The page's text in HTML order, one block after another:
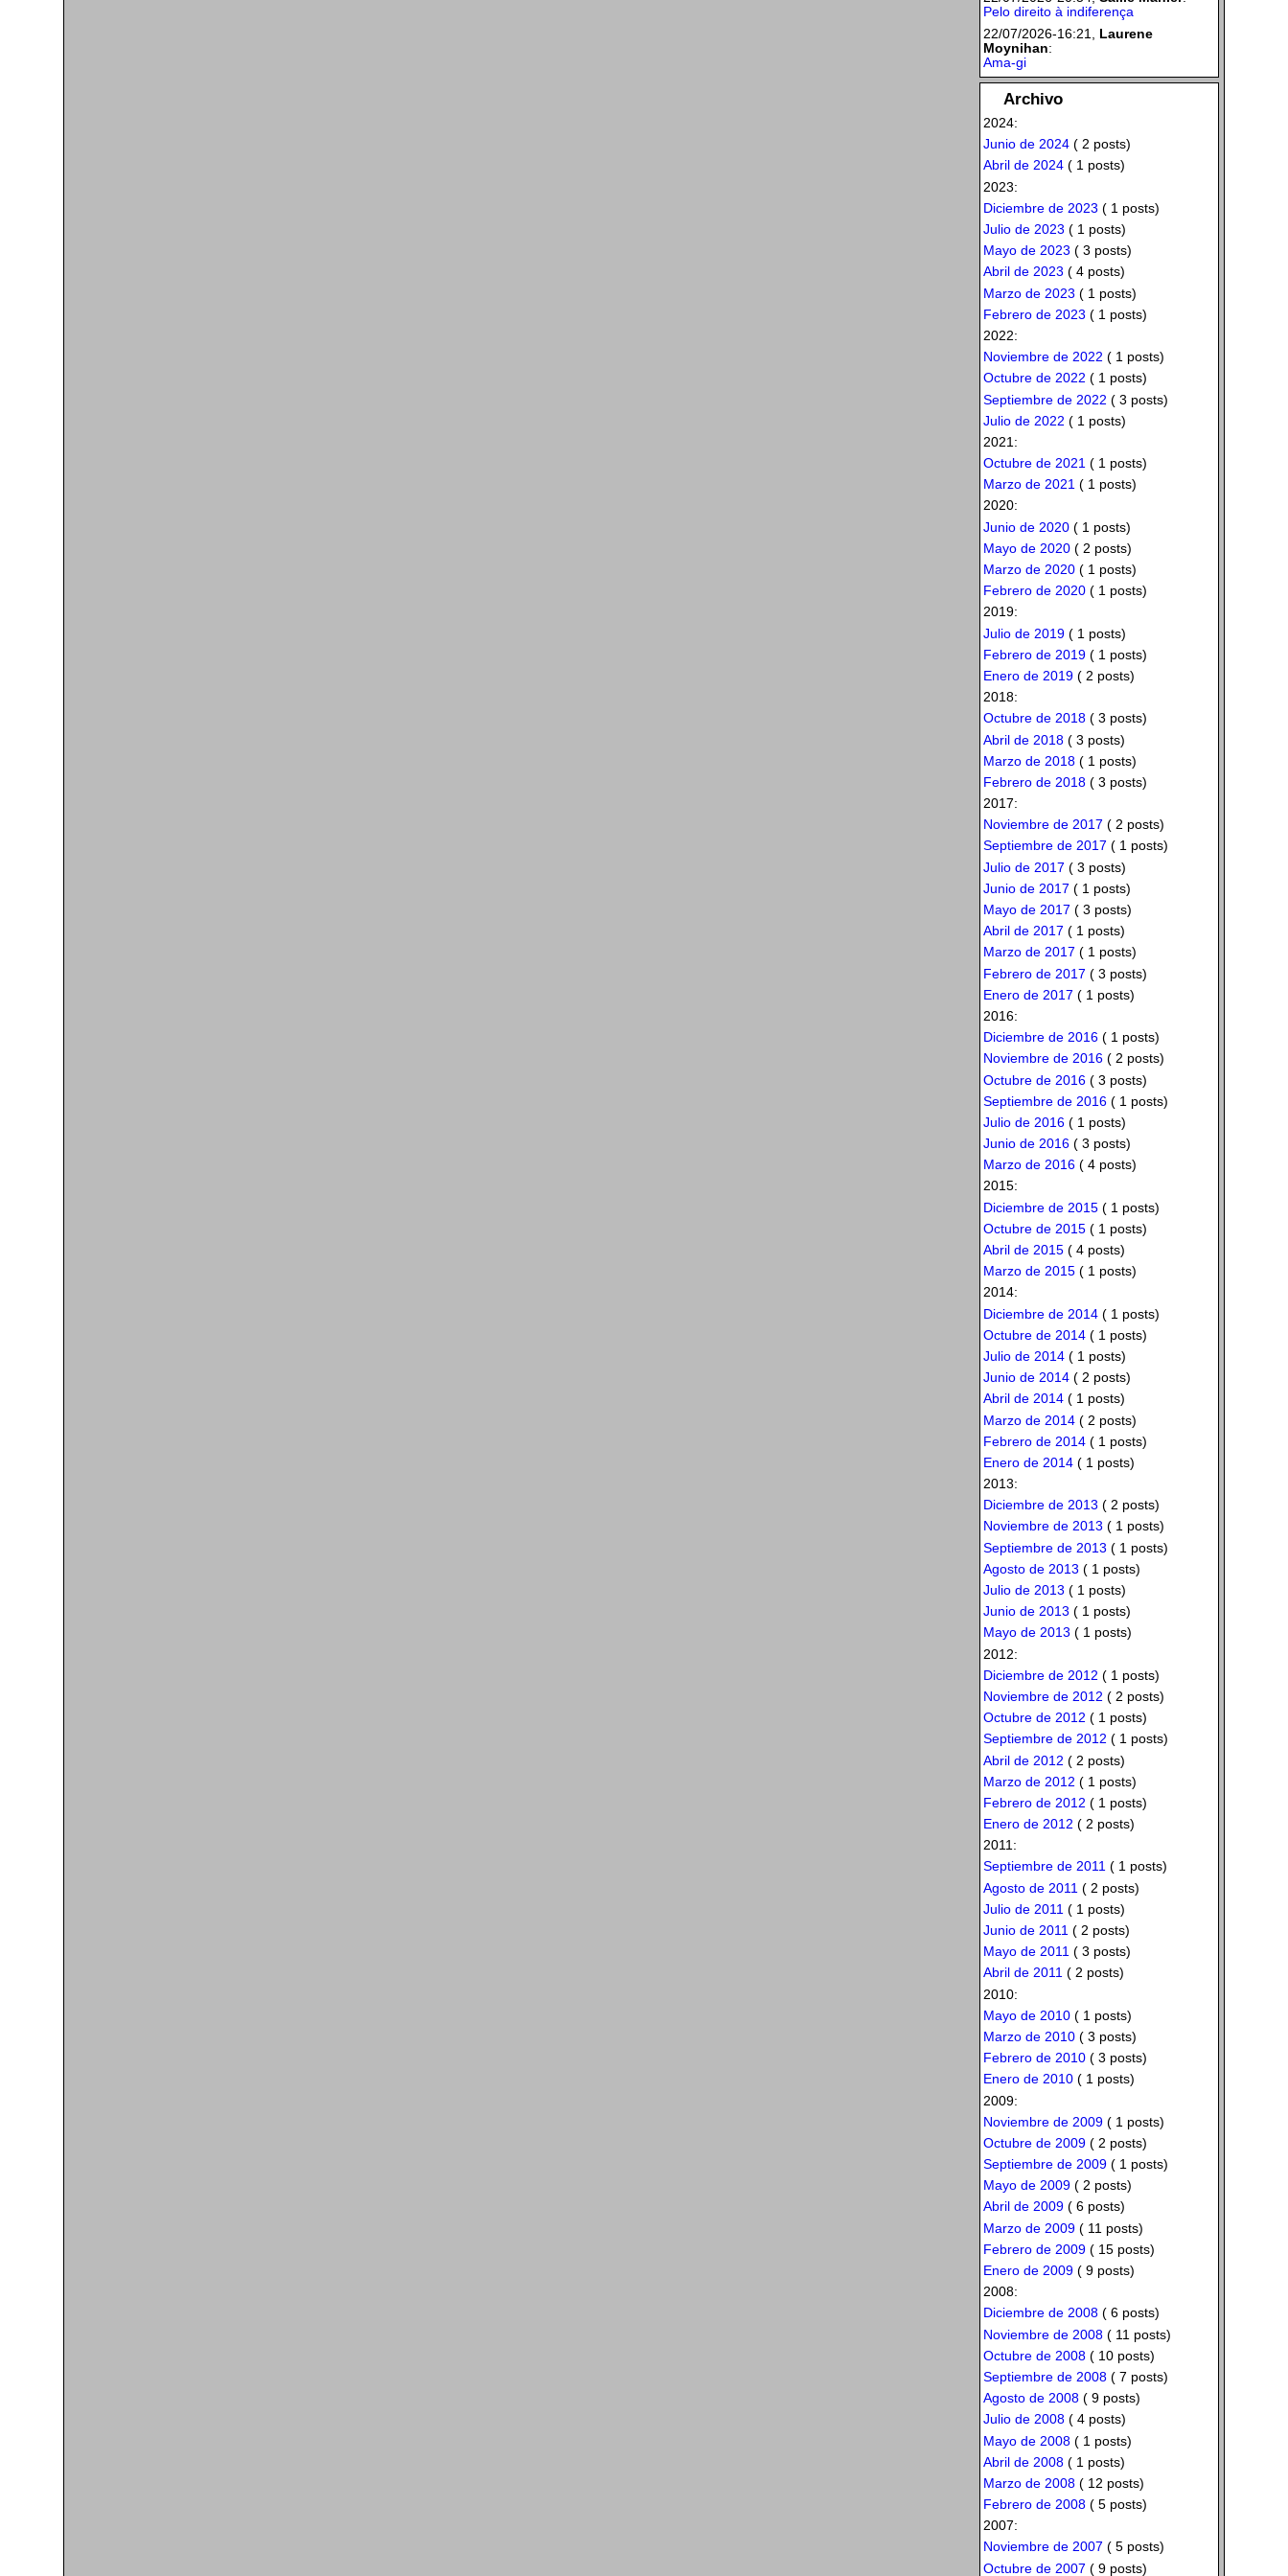
Pelo direito à indiferença
22/07/2026-16:21, Laurene
Moynihan:
Ama-gi
Archivo
2024:
Junio de 2024( 2 posts)
Abril de 2024( 1 posts)
2023:
Diciembre de 2023 ( 1 posts)
Julio de 2023 ( 1 posts)
Mayo de 2023 ( 3 posts)
Abril de 2023 ( 4 posts)
Marzo de 2023 ( 1 posts)
Febrero de 2023 ( 1 posts)
2022:
Noviembre de 2022 ( 1 posts)
Octubre de 2022 ( 1 posts)
Septiembre de 2022 ( 3 posts)
Julio de 2022 ( 1 posts)
2021:
Octubre de 2021 ( 1 posts)
Marzo de 2021( 1 posts)
2020:
Junio de 2020( 1 posts)
Mayo de 2020( 2 posts)
Marzo de 2020( 1 posts)
Febrero de 2020( 1 posts)
2019:
Julio de 2019( 1 posts)
Febrero de 2019( 1 posts)
Enero de 2019( 2 posts)
2018:
Octubre de 2018( 3 posts)
Abril de 2018( 3 posts)
Marzo de 2018( 1 posts)
Febrero de 2018( 3 posts)
2017:
Noviembre de 2017 ( 2 posts)
Septiembre de 2017 ( 1 posts)
Julio de 2017 ( 3 posts)
Junio de 2017 ( 1 posts)
Mayo de 2017 ( 3 posts)
Abril de 2017 ( 1 posts)
Marzo de 2017 ( 1 posts)
Febrero de 2017 ( 3 posts)
Enero de 2017 ( 1 posts)
2016:
Diciembre de 2016( 1 posts)
Noviembre de 2016( 2 posts)
Octubre de 2016( 3 posts)
Septiembre de 2016( 1 posts)
Julio de 2016( 1 posts)
Junio de 2016( 3 posts)
Marzo de 2016( 4 posts)
2015:
Diciembre de 2015( 1 posts)
Octubre de 2015( 1 posts)
Abril de 2015( 4 posts)
Marzo de 2015( 1 posts)
2014:
Diciembre de 2014( 1 posts)
Octubre de 2014( 1 posts)
Julio de 2014( 1 posts)
Junio de 2014( 2 posts)
Abril de 2014( 1 posts)
Marzo de 2014( 2 posts)
Febrero de 2014( 1 posts)
Enero de 2014( 1 posts)
2013:
Diciembre de 2013 ( 2 posts)
Noviembre de 2013 ( 1 posts)
Septiembre de 2013 ( 1 posts)
Agosto de 2013 ( 1 posts)
Julio de 2013 ( 1 posts)
Junio de 2013 ( 1 posts)
Mayo de 2013 ( 1 posts)
2012:
Diciembre de 2012 ( 1 posts)
Noviembre de 2012 ( 2 posts)
Octubre de 2012 ( 1 posts)
Septiembre de 2012 ( 1 posts)
Abril de 2012 ( 2 posts)
Marzo de 2012 ( 1 posts)
Febrero de 2012 ( 1 posts)
Enero de 2012 ( 2 posts)
2011:
Septiembre de 2011( 1 posts)
Agosto de 2011 ( 2 posts)
Julio de 2011 ( 1 posts)
Junio de 2011 ( 2 posts)
Mayo de 2011 ( 3 posts)
Abril de 2011( 2 posts)
2010:
Mayo de 2010( 1 posts)
Marzo de 2010( 3 posts)
Febrero de 2010( 3 posts)
Enero de 2010( 1 posts)
2009:
Noviembre de 2009( 1 posts)
Octubre de 2009( 2 posts)
Septiembre de 2009( 1 posts)
Mayo de 2009( 2 posts)
Abril de 2009( 6 posts)
Marzo de 2009( 11 posts)
Febrero de 2009( 15 posts)
Enero de 2009( 9 posts)
2008:
Diciembre de 2008( 6 posts)
Noviembre de 2008( 11 posts)
Octubre de 2008( 10 posts)
Septiembre de 2008( 7 posts)
Agosto de 2008( 9 posts)
Julio de 2008( 4 posts)
Mayo de 2008( 1 posts)
Abril de 2008( 1 posts)
Marzo de 2008( 12 posts)
Febrero de 2008( 5 posts)
2007:
Noviembre de 2007 ( 5 posts)
Octubre de 2007 ( 9 posts)